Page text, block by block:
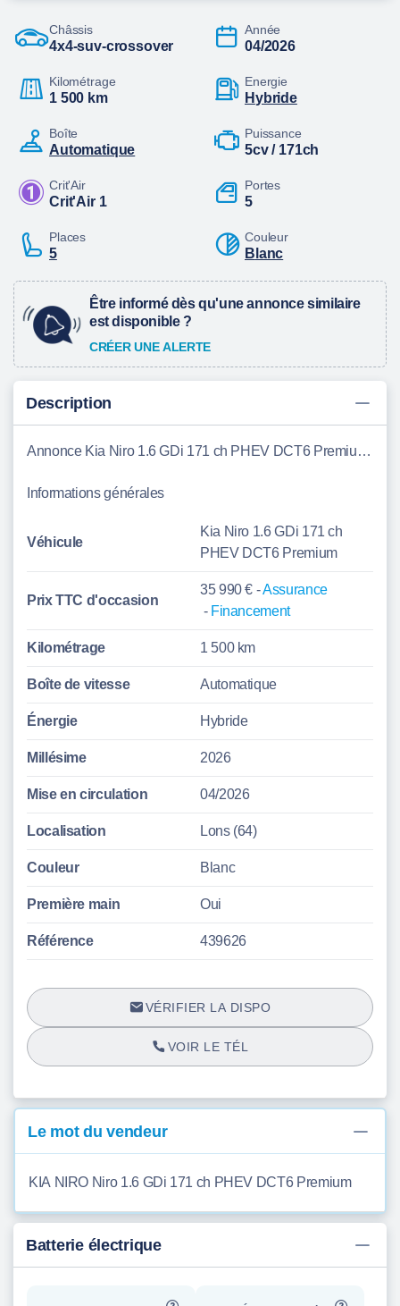
Châssis
4x4-suv-crossover
Année
04/2026
Kilométrage
1 500 km
Energie
hybride
Boîte
automatique
Puissance
5cv / 171ch
Crit'Air
Crit'Air 1
Portes
5
Places
5
Couleur
Blanc
Être informé dès qu'une annonce similaire
est disponible ?
CRÉER UNE ALERTE
Description
Annonce Kia Niro 1.6 GDi 171 ch PHEV DCT6 Premium Lons
Informations générales
Véhicule
Kia Niro 1.6 GDi 171 ch
PHEV DCT6 Premium
Prix TTC d'occasion
35 990 € -Assurance
- Financement
Kilométrage 1 500 km
Boîte de vitesse Automatique
Énergie Hybride
Millésime 2026
Mise en circulation 04/2026
Localisation Lons (64)
Couleur Blanc
Première main Oui
Référence 439626
VÉRIFIER LA DISPO
VOIR LE TÉL
Le mot du vendeur
KIA NIRO Niro 1.6 GDi 171 ch PHEV DCT6 Premium
Batterie électrique